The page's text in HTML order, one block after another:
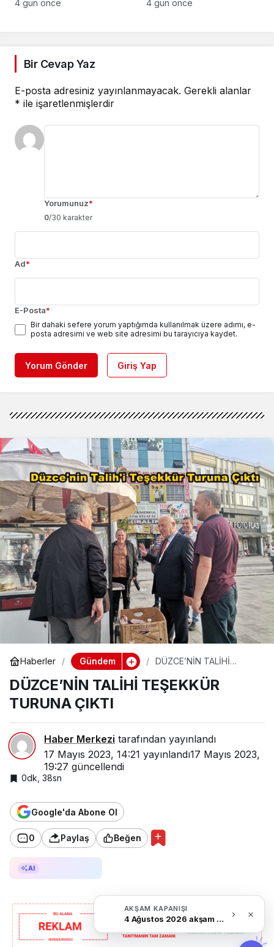
4 gün önce 4 gün önce
Bir Cevap Yaz
E-posta adresiniz yayınlanmayacak. Gerekli alanlar
* ile işaretlenmişlerdir
Yorumunuz*
0/30 karakter
Ad*
E-Posta*
Bir dahaki sefere yorum yaptığımda kullanılmak üzere adımı, e-
posta adresimi ve web site adresimi bu tarayıcıya kaydet.
Yorum Gönder Giriş Yap
Haberler Gündem
DÜZCE’NİN TALİHİ
ÇIKTI
DÜZCE’NİN TALİHİ TEŞEKKÜR
TURUNA ÇIKTI
Haber Merkezi tarafından yayınlandı
17 Mayıs 2023, 14:21 yayınlandı17 Mayıs 2023,
19:27 güncellendi
0dk, 38sn
Google'da Abone Ol
0 Paylaş Beğen
AI
AKŞAM KAPANIŞI
4 Ağustos 2026 akşam Haber Bülteni